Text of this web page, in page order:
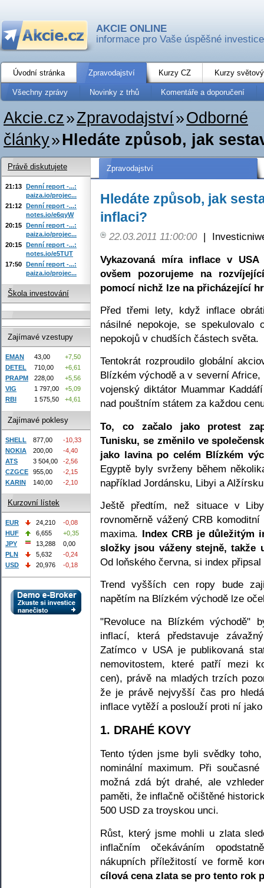
AKCIE ONLINE
informace pro Vaše úspěšné investice
Úvodní stránka Zpravodajství Kurzy CZ Kurzy
Všechny zprávy Novinky z trhů Komentáře a doporučení
Akcie.cz»Zpravodajství»Odborné
články»Hledáte způsob, jak
Zpravodajství
Hledáte způsob, jak
inflaci?
22.03.2011 11:00:00 |
Vykazovaná míra inflace v
ovšem pozorujeme na
pomocí nichž lze na přicházející
Před třemi lety, když inflace
násilné nepokoje, se spekulovalo
nepokojů v chudších částech světa.
Tentokrát rozproudilo globální
Blízkém východě a v severní
vojenský diktátor Muammar
nad pouštním státem za každou
To, co začalo jako protest
Tunisku, se změnilo ve
jako lavina po celém Blízkém
Egyptě byly svrženy během
například Jordánsku, Libyi a
Ještě předtím, než situace v
rovnoměrně vážený CRB
maxima. Index CRB je důležitým
složky jsou váženy stejně,
Od loňského června, si index
Trend vyšších cen ropy bude
napětím na Blízkém východě lze
"Revoluce na Blízkém východě"
inflací, která představuje
Zatímco v USA je publikovaná
nemovitostem, které patří mezi
cen), právě na mladých trzích
že je právě nejvyšší čas pro
inflace vytěží a poslouží proti ní
1. DRAHÉ KOVY
Tento týden jsme byli svědky
nominální maximum. Při
možná zdá být drahé, ale
paměti, že inflačně očištěné
500 USD za troyskou unci.
Růst, který jsme mohli u zlata
inflačním očekáváním
nákupních příležitostí ve formě
cílová cena zlata se pro tento rok
Právě diskutujete
21:13 Denní report -...:
paiza.io/projec...
21:12 Denní report -...:
notes.io/e6qyW
20:15 Denní report -...:
paiza.io/projec...
20:15 Denní report -...:
notes.io/e5TUT
17:50 Denní report -...:
paiza.io/projec...
Škola investování
Zajímavé vzestupy
EMAN 43,00
+7,50
DETEL
710,00
+6,61
PRAPM
228,00
+5,56
VIG
1 797,00
+5,09
RBI
1 575,50 +4,61
Zajímavé poklesy
SHELL 877,00
-10,33
NOKIA
200,00
-4,40
ATS
3 504,00
-2,56
CZGCE
955,00
-2,15
KARIN
140,00 -2,10
Kurzovní lístek
EUR 24,210
-0,08
HUF
6,655
+0,35
JPY
13,288
0,00
PLN
5,632
-0,24
USD
20,976 -0,18